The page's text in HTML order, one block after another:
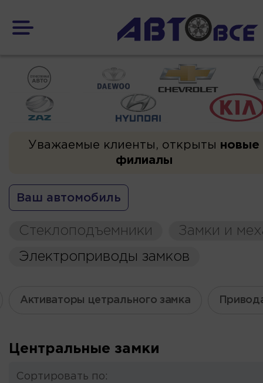
Уважаемые клиенты, открыты новые
филиалы
Ваш автомобиль
Стеклоподъемники
Замки и
Электроприводы замков
Активаторы цетрального замка
Центральные замки
Сортировать по: